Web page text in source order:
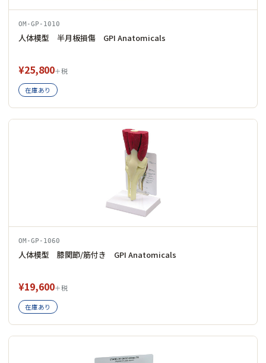
OM-GP-1010
人体模型 半月板損傷 GPI Anatomicals
¥25,800＋税
在庫あり
OM-GP-1060
人体模型 膝関節/筋付き GPI Anatomicals
¥19,600＋税
在庫あり